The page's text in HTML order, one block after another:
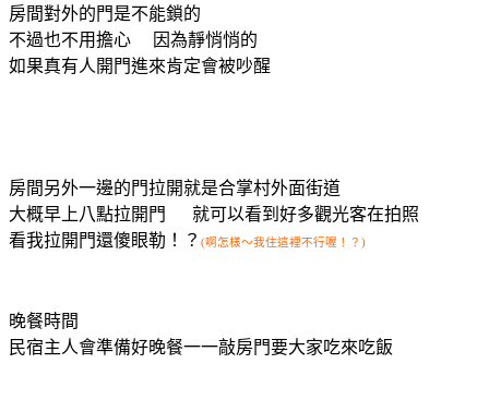
房間對外的門是不能鎖的
不過也不用擔心 因為靜悄悄的
如果真有人開門進來肯定會被吵醒
房間另外一邊的門拉開就是合掌村外面街道
大概早上八點拉開門 就可以看到好多觀光客在拍照
看我拉開門還傻眼勒！？ (啊怎樣～我住這裡不行喔！？)
晚餐時間
民宿主人會準備好晚餐一一敲房門要大家吃來吃飯